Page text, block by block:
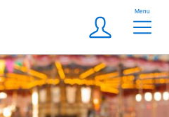
Meta
Login
Menu